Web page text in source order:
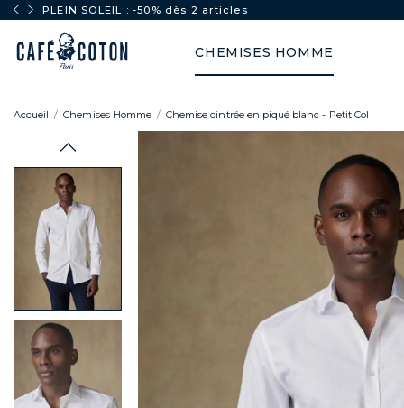
PLEIN SOLEIL : -50% dès 2 articles
CHEMISES HOMME
Accueil Chemises Homme Chemise cintrée en piqué blanc - Petit Col